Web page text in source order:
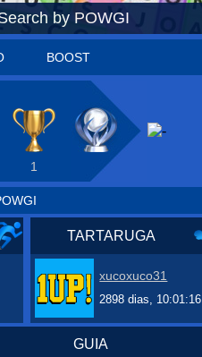
by POWGI
BOOST
1
TARTARUGA
xucoxuco31
2898 dias, 10:01:16
GUIA